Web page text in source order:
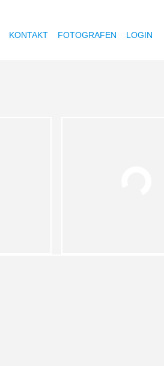
KONTAKT FOTOGRAFEN LOGIN